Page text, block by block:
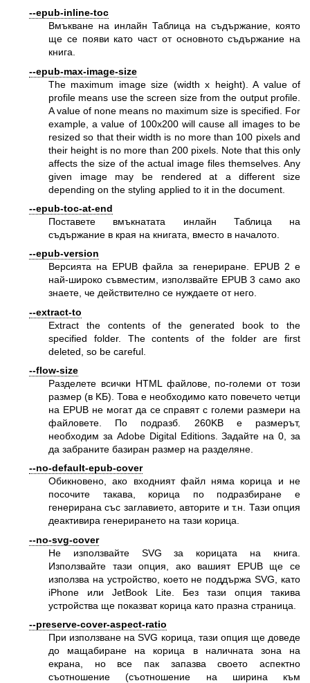
--epub-inline-toc
Вмъкване на инлайн Таблица на съдържание, която
ще се появи като част от основното съдържание на
книга.
--epub-max-image-size
The maximum image size (width x height). A value of
profile means use the screen size from the output profile.
A value of none means no maximum size is specified. For
example, a value of 100x200 will cause all images to be
resized so that their width is no more than 100 pixels and
their height is no more than 200 pixels. Note that this only
affects the size of the actual image files themselves. Any
given image may be rendered at a different size
depending on the styling applied to it in the document.
--epub-toc-at-end
Поставете вмъкнатата инлайн Таблица на
съдържание в края на книгата, вместо в началото.
--epub-version
Версията на EPUB файла за генериране. EPUB 2 е
най-широко съвместим, използвайте EPUB 3 само ако
знаете, че действително се нуждаете от него.
--extract-to
Extract the contents of the generated book to the
specified folder. The contents of the folder are first
deleted, so be careful.
--flow-size
Разделете всички HTML файлове, по-големи от този
размер (в KБ). Това е необходимо като повечето четци
на EPUB не могат да се справят с големи размери на
файловете. По подразб. 260KB е размерът,
необходим за Adobe Digital Editions. Задайте на 0, за
да забраните базиран размер на разделяне.
--no-default-epub-cover
Обикновено, ако входният файл няма корица и не
посочите такава, корица по подразбиране е
генерирана със заглавието, авторите и т.н. Тази опция
деактивира генерирането на тази корица.
--no-svg-cover
Не използвайте SVG за корицата на книга.
Използвайте тази опция, ако вашият EPUB ще се
използва на устройство, което не поддържа SVG, като
iPhone или JetBook Lite. Без тази опция такива
устройства ще показват корица като празна страница.
--preserve-cover-aspect-ratio
При използване на SVG корица, тази опция ще доведе
до мащабиране на корица в наличната зона на
екрана, но все пак запазва своето аспектно
съотношение (съотношение на ширина към